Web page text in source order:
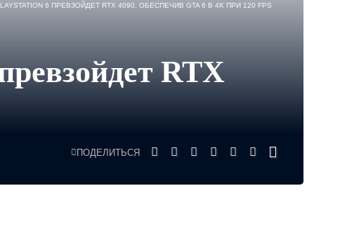
6 ПРЕВЗОЙДЕТ RTX 4090, ОБЕСПЕЧИВ GTA 6 В 4K ПРИ 120 FPS
RTX
ПОДЕЛИТЬСЯ